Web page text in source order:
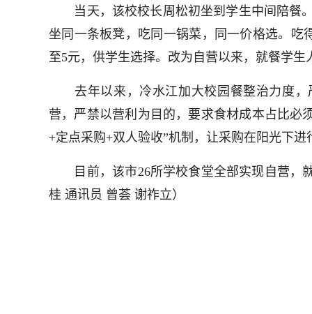
当天，该校校长周松初坐到学生中间陪餐。
坐同一条板凳，吃同一锅菜，同一价格选。吃
至5元，供学生选择。改为自营以来，就餐学生
去年以来，冷水江加大校园餐整治力度，
营，严禁以营利为目的，要求食材成本占比必
+定点采购+双人验收”机制，让采购在阳光下进
目前，该市26所学校食堂全部实现自营，就
桂 通讯员 曾荟 谢祚立）